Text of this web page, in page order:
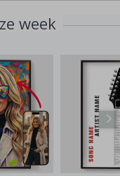
week